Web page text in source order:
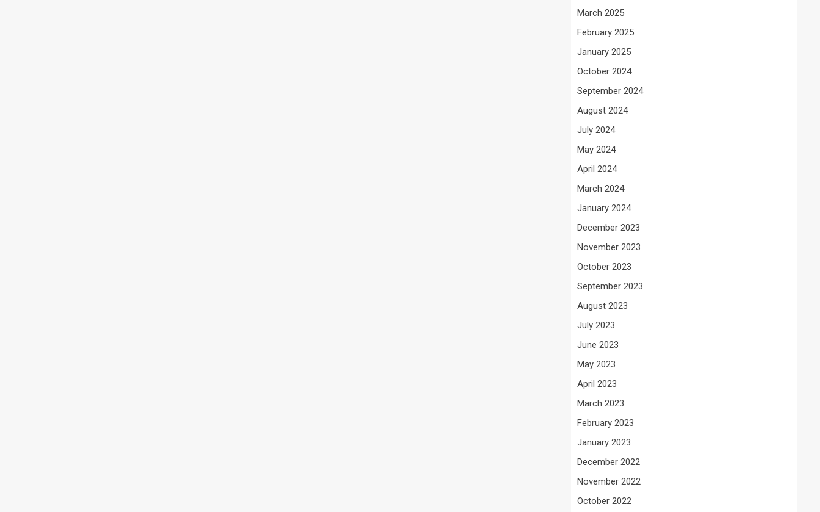
March 2025
February 2025
January 2025
October 2024
September 2024
August 2024
July 2024
May 2024
April 2024
March 2024
January 2024
December 2023
November 2023
October 2023
September 2023
August 2023
July 2023
June 2023
May 2023
April 2023
March 2023
February 2023
January 2023
December 2022
November 2022
October 2022